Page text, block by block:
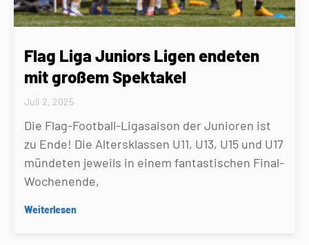
Flag Liga Juniors Ligen endeten
mit großem Spektakel
Juli 2, 2025
Die Flag-Football-Ligasaison der Junioren ist
zu Ende! Die Altersklassen U11, U13, U15 und U17
mündeten jeweils in einem fantastischen Final-
Wochenende,
Weiterlesen